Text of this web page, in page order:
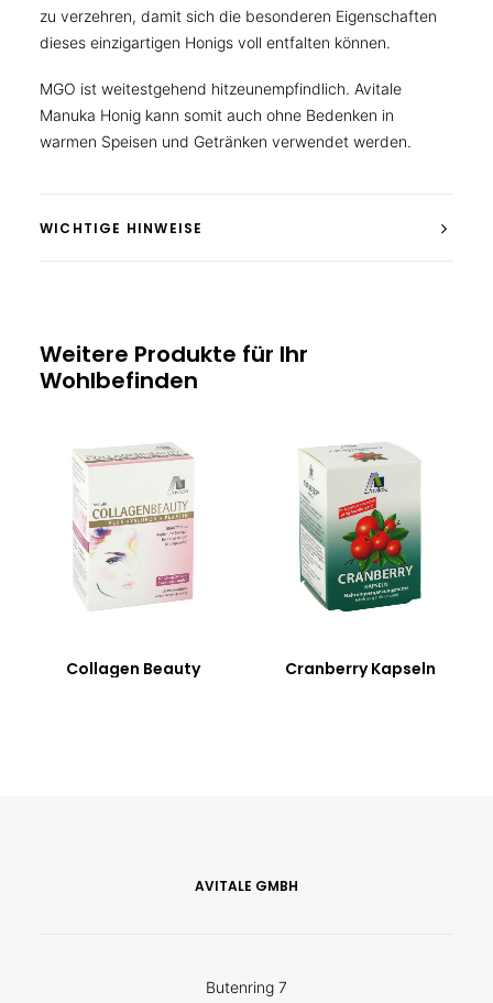
zu verzehren, damit sich die besonderen Eigenschaften
dieses einzigartigen Honigs voll entfalten können.
MGO ist weitestgehend hitzeunempfindlich. Avitale
Manuka Honig kann somit auch ohne Bedenken in
warmen Speisen und Getränken verwendet werden.
WICHTIGE HINWEISE
Weitere Produkte für Ihr
Wohlbefinden
Collagen Beauty Cranberry Kapseln
AVITALE GMBH
Butenring 7